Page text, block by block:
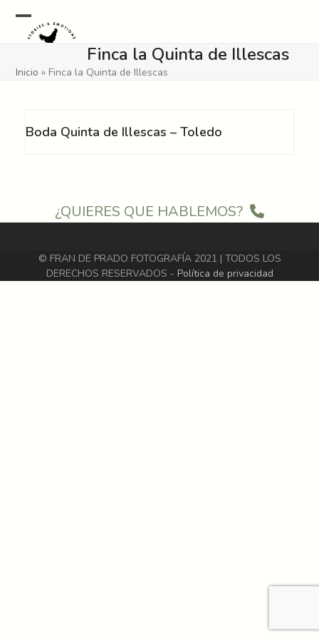
contentOpen
menu
Close
menu
Finca la Quinta de Illescas
Inicio » Finca la Quinta de Illescas
Boda Quinta de Illescas – Toledo
¿QUIERES QUE HABLEMOS?
© FRAN DE PRADO FOTOGRAFÍA 2021 | TODOS LOS
DERECHOS RESERVADOS - Política de privacidad